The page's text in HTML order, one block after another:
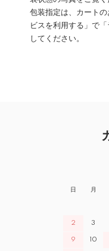
包装指定は、カート
ビスを利用する」で
してください。
日 月
2 3
9 10